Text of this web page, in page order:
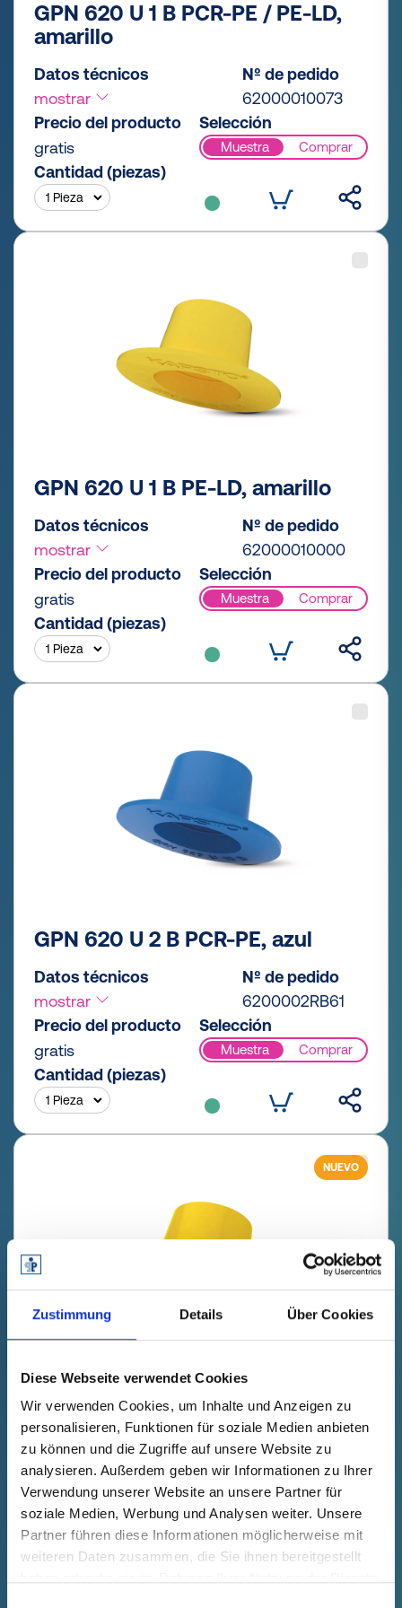
Zustimmung Details Über Cookies
Diese Webseite verwendet Cookies
Wir verwenden Cookies, um Inhalte und Anzeigen zu
personalisieren, Funktionen für soziale Medien anbieten
zu können und die Zugriffe auf unsere Website zu
analysieren. Außerdem geben wir Informationen zu Ihrer
Verwendung unserer Website an unsere Partner für
soziale Medien, Werbung und Analysen weiter. Unsere
Partner führen diese Informationen möglicherweise mit
weiteren Daten zusammen, die Sie ihnen bereitgestellt
GPN 620 U 1 B PCR-PE / PE-LD,
amarillo
Datos técnicos
mostrar
Nº de pedido
62000010073
Precio del producto
gratis
Selección
Muestra Comprar
Cantidad (piezas)
GPN 620 U 1 B PE-LD, amarillo
Datos técnicos
mostrar
Nº de pedido
62000010000
Precio del producto
gratis
Selección
Muestra Comprar
Cantidad (piezas)
GPN 620 U 2 B PCR-PE, azul
Datos técnicos
mostrar
Nº de pedido
6200002RB61
Precio del producto
gratis
Selección
Muestra Comprar
Cantidad (piezas)
NUEVO
GPN 620 U 2 B PCR-PE / PE-LD,
amarillo
Datos técnicos
mostrar
Nº de pedido
62000020073
Precio del producto
gratis
Selección
Muestra
Cantidad (piezas)